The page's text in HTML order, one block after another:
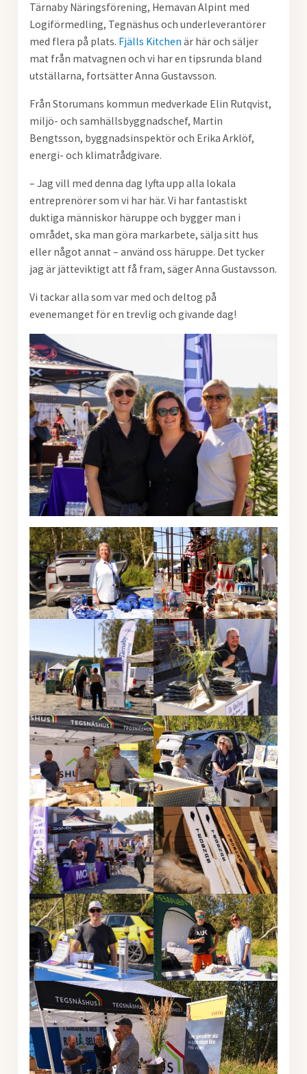
Tärnaby Näringsförening, Hemavan Alpint med
Logiförmedling, Tegnäshus och underleverantörer
med flera på plats. Fjälls Kitchen är här och säljer
mat från matvagnen och vi har en tipsrunda bland
utställarna, fortsätter Anna Gustavsson.
Från Storumans kommun medverkade Elin Rutqvist,
miljö- och samhällsbyggnadschef, Martin
Bengtsson, byggnadsinspektör och Erika Arklöf,
energi- och klimatrådgivare.
– Jag vill med denna dag lyfta upp alla lokala
entreprenörer som vi har här. Vi har fantastiskt
duktiga människor häruppe och bygger man i
området, ska man göra markarbete, sälja sitt hus
eller något annat – använd oss häruppe. Det tycker
jag är jätteviktigt att få fram, säger Anna Gustavsson.
Vi tackar alla som var med och deltog på
evenemanget för en trevlig och givande dag!